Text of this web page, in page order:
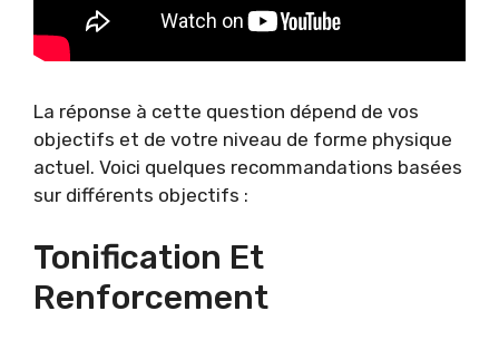
La réponse à cette question dépend de vos
objectifs et de votre niveau de forme physique
actuel. Voici quelques recommandations basées
sur différents objectifs :
Tonification Et
Renforcement